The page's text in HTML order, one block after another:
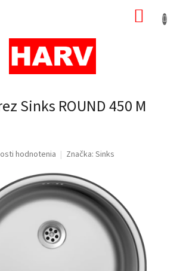
Sinks ROUND 450 M
hodnotenia Značka: Sinks